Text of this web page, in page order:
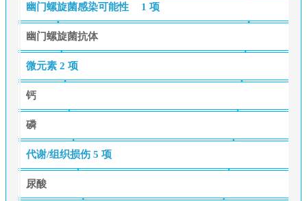
幽门螺旋菌感染可能性 1 项
幽门螺旋菌抗体
微元素 2 项
钙
磷
代谢/组织损伤 5 项
尿酸